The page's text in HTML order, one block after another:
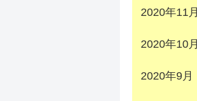
2020年11月
2020年10月
2020年9月